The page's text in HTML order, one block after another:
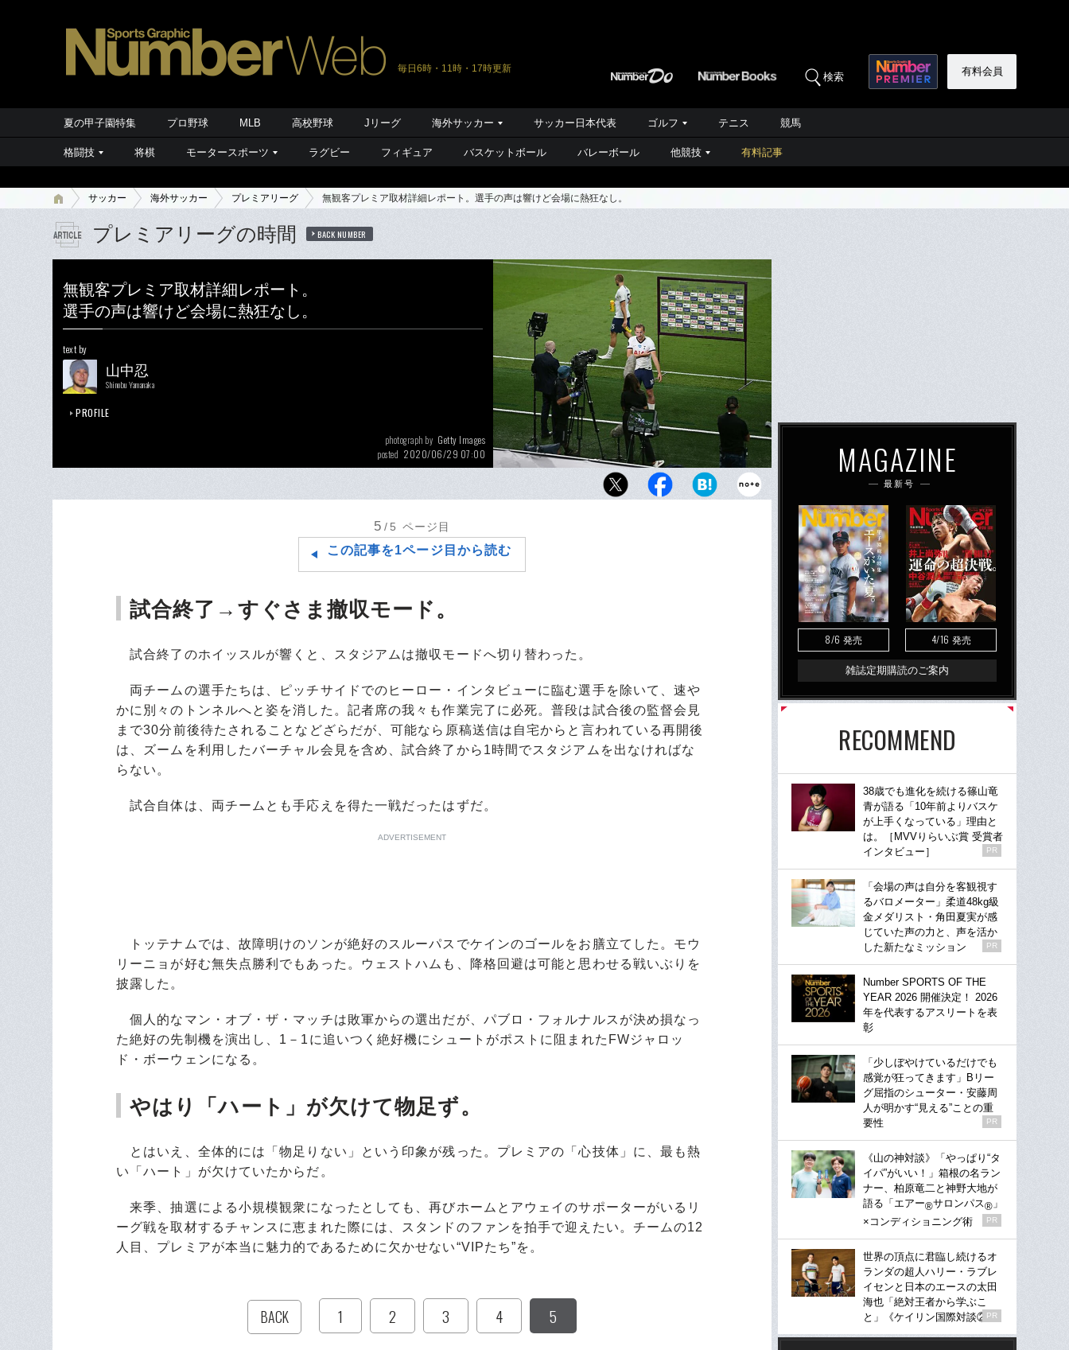
毎日6時・11時・17時更新
検索 有料会員
夏の甲子園特集 プロ野球 MLB 高校野球 Jリーグ 海外サッカー サッカー日本代表 ゴルフ テニス 競馬
格闘技 将棋 モータースポーツ ラグビー フィギュア バスケットボール バレーボール 他競技 有料記事
サッカー 海外サッカー プレミアリーグ 無観客プレミア取材詳細レポート。選手の声は響けど会場に熱狂なし。
プレミアリーグの時間 BACK NUMBER
無観客プレミア取材詳細レポート。
選手の声は響けど会場に熱狂なし。
text by
山中忍
Shinobu Yamanaka
PROFILE
photograph by Getty Images
posted 2020/06/29 07:00
試合後のインタビューもそっけない形。ウィズコロナの時
5 /5 ページ目
この記事を1ページ目から読む
試合終了→すぐさま撤収モード。
試合終了のホイッスルが響くと、スタジアムは撤収モードへ切り替わった。
両チームの選手たちは、ピッチサイドでのヒーロー・インタビューに臨む選手を除いて、速や
かに別々のトンネルへと姿を消した。記者席の我々も作業完了に必死。普段は試合後の監督会見
まで30分前後待たされることなどざらだが、可能なら原稿送信は自宅からと言われている再開後
は、ズームを利用したバーチャル会見を含め、試合終了から1時間でスタジアムを出なければな
らない。
試合自体は、両チームとも手応えを得た一戦だったはずだ。
ADVERTISEMENT
トッテナムでは、故障明けのソンが絶好のスルーパスでケインのゴールをお膳立てした。モウ
リーニョが好む無失点勝利でもあった。ウェストハムも、降格回避は可能と思わせる戦いぶりを
披露した。
個人的なマン・オブ・ザ・マッチは敗軍からの選出だが、パブロ・フォルナルスが決め損なっ
た絶好の先制機を演出し、1－1に追いつく絶好機にシュートがポストに阻まれたFWジャロッ
ド・ボーウェンになる。
やはり「ハート」が欠けて物足ず。
とはいえ、全体的には「物足りない」という印象が残った。プレミアの「心技体」に、最も熱
い「ハート」が欠けていたからだ。
来季、抽選による小規模観衆になったとしても、再びホームとアウェイのサポーターがいるリ
ーグ戦を取材するチャンスに恵まれた際には、スタンドのファンを拍手で迎えたい。チームの12
人目、プレミアが本当に魅力的であるために欠かせない“VIPたち”を。
BACK 1 2 3 4 5
MAGAZINE
最新号
8/6 発売 4/16 発売
雑誌定期購読のご案内
RECOMMEND
38歳でも進化を続ける篠山竜
青が語る「10年前よりバスケ
が上手くなっている」理由と
は。［MVVりらいぶ賞 受賞者
インタビュー］
PR
「会場の声は自分を客観視す
るバロメーター」柔道48kg級
金メダリスト・角田夏実が感
じていた声の力と、声を活か
した新たなミッション
PR
Number SPORTS OF THE
YEAR 2026 開催決定！ 2026
年を代表するアスリートを表
彰
「少しぼやけているだけでも
感覚が狂ってきます」Bリー
グ屈指のシューター・安藤周
人が明かす“見える”ことの重
要性
PR
《山の神対談》「やっぱり“タ
イパ”がいい！」箱根の名ラン
ナー、柏原竜二と神野大地が
語る「エアー®サロンパス® 」
×コンディショニング術
PR
世界の頂点に君臨し続けるオ
ランダの超人ハリー・ラブレ
イセンと日本のエースの太田
海也「絶対王者から学ぶこ
と」《ケイリン国際対談②》
PR